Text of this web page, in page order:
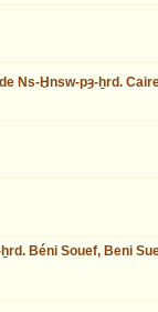
Ns-Ḫnsw-pȝ-ẖrd.
Béni Souef, Beni